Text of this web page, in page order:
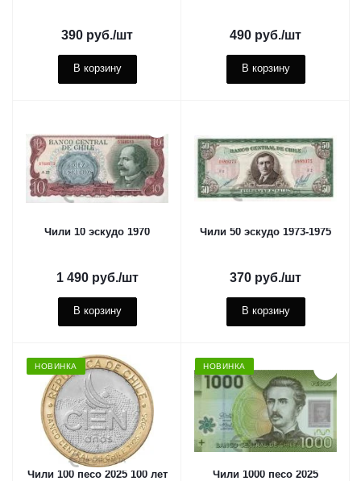
390 руб./шт
В корзину
490 руб./шт
В корзину
Чили 10 эскудо 1970
1 490руб./шт
В корзину
Чили 50 эскудо 1973-1975
370 руб./шт
В корзину
НОВИНКА
Чили 100 песо 2025 100 лет
НОВИНКА
Чили 1000 песо 2025